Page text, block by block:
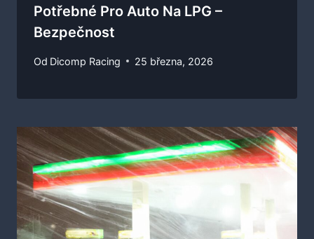
Potřebné Pro Auto Na LPG –
Bezpečnost
Od Dicomp Racing 25 března, 2026